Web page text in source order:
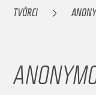
TVŮRCI